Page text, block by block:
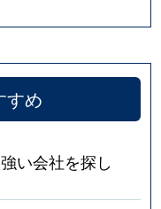
すめ
い会社を探し